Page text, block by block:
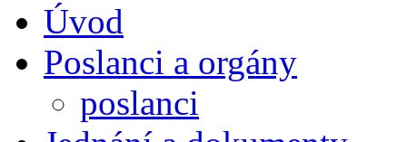
Úvod
Poslanci a orgány
poslanci